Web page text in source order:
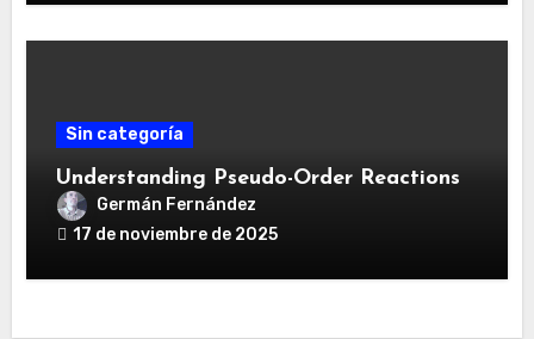
Sin categoría
Understanding Pseudo-Order Reactions
Germán Fernández
17 de noviembre de 2025